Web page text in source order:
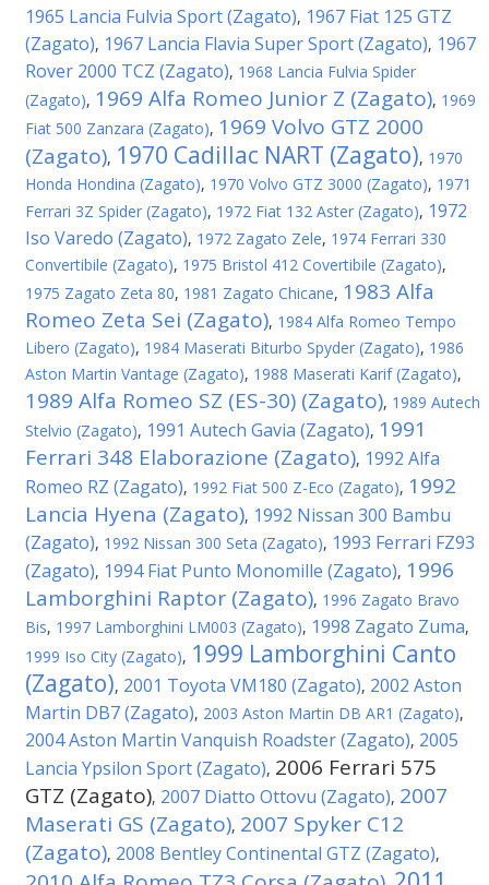
1965 Lancia Fulvia Sport (Zagato), 1967 Fiat 125 GTZ
(Zagato), 1967 Lancia Flavia Super Sport (Zagato), 1967
Rover 2000 TCZ (Zagato), 1968 Lancia Fulvia Spider
(Zagato), 1969 Alfa Romeo Junior Z (Zagato), 1969
Fiat 500 Zanzara (Zagato), 1969 Volvo GTZ 2000
(Zagato), 1970 Cadillac NART (Zagato), 1970
Honda Hondina (Zagato), 1970 Volvo GTZ 3000 (Zagato), 1971
Ferrari 3Z Spider (Zagato), 1972 Fiat 132 Aster (Zagato), 1972
Iso Varedo (Zagato), 1972 Zagato Zele, 1974 Ferrari 330
Convertibile (Zagato), 1975 Bristol 412 Covertibile (Zagato),
1975 Zagato Zeta 80, 1981 Zagato Chicane, 1983 Alfa
Romeo Zeta Sei (Zagato), 1984 Alfa Romeo Tempo
Libero (Zagato), 1984 Maserati Biturbo Spyder (Zagato), 1986
Aston Martin Vantage (Zagato), 1988 Maserati Karif (Zagato),
1989 Alfa Romeo SZ (ES-30) (Zagato), 1989 Autech
Stelvio (Zagato), 1991 Autech Gavia (Zagato), 1991
Ferrari 348 Elaborazione (Zagato), 1992 Alfa
Romeo RZ (Zagato), 1992 Fiat 500 Z-Eco (Zagato), 1992
Lancia Hyena (Zagato), 1992 Nissan 300 Bambu
(Zagato), 1992 Nissan 300 Seta (Zagato), 1993 Ferrari FZ93
(Zagato), 1994 Fiat Punto Monomille (Zagato), 1996
Lamborghini Raptor (Zagato), 1996 Zagato Bravo
Bis, 1997 Lamborghini LM003 (Zagato), 1998 Zagato Zuma,
1999 Iso City (Zagato), 1999 Lamborghini Canto
(Zagato), 2001 Toyota VM180 (Zagato), 2002 Aston
Martin DB7 (Zagato), 2003 Aston Martin DB AR1 (Zagato),
2004 Aston Martin Vanquish Roadster (Zagato), 2005
Lancia Ypsilon Sport (Zagato), 2006 Ferrari 575
GTZ (Zagato), 2007 Diatto Ottovu (Zagato), 2007
Maserati GS (Zagato), 2007 Spyker C12
(Zagato), 2008 Bentley Continental GTZ (Zagato),